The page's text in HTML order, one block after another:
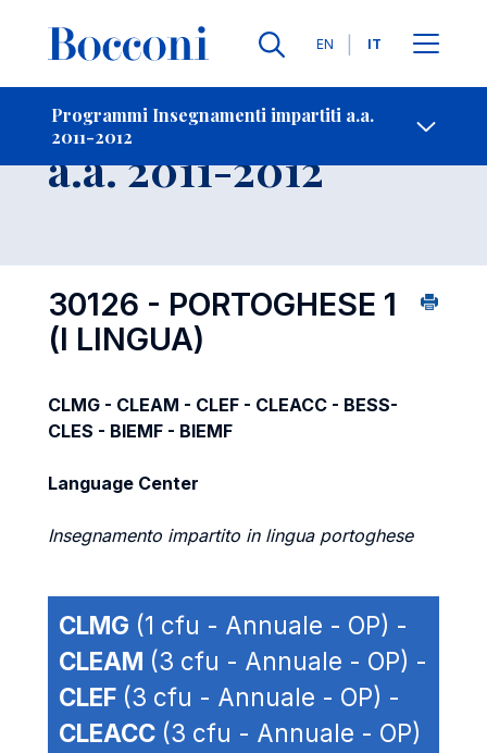
Lingue
EN IT
Programmi Insegnamenti impartiti a.a.
2011-2012
-
Insegnamento
a.a. 2011-2012
30126 - PORTOGHESE 1
(I LINGUA)
CLMG - CLEAM - CLEF - CLEACC - BESS-
CLES - BIEMF - BIEMF
Language Center
Insegnamento impartito in lingua portoghese
CLMG (1 cfu - Annuale - OP) -
CLEAM (3 cfu - Annuale - OP) -
CLEF (3 cfu - Annuale - OP) -
CLEACC (3 cfu - Annuale - OP)